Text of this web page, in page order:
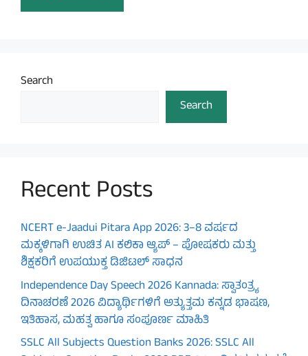
Search
Search
Recent Posts
NCERT e-Jaadui Pitara App 2026: 3–8 ವರ್ಷದ
ಮಕ್ಕಳಿಗಾಗಿ ಉಚಿತ AI ಕಲಿಕಾ ಆ್ಯಪ್ – ಪೋಷಕರು ಮತ್ತು
ಶಿಕ್ಷಕರಿಗೆ ಉಪಯುಕ್ತ ಡಿಜಿಟಲ್ ಸಾಧನ
Independence Day Speech 2026 Kannada: ಸ್ವಾತಂತ್ರ್ಯ
ದಿನಾಚರಣೆ 2026 ವಿದ್ಯಾರ್ಥಿಗಳಿಗೆ ಅತ್ಯುತ್ತಮ ಕನ್ನಡ ಭಾಷಣ,
ಇತಿಹಾಸ, ಮಹತ್ವ ಹಾಗೂ ಸಂಪೂರ್ಣ ಮಾಹಿತಿ
SSLC All Subjects Question Banks 2026: SSLC All